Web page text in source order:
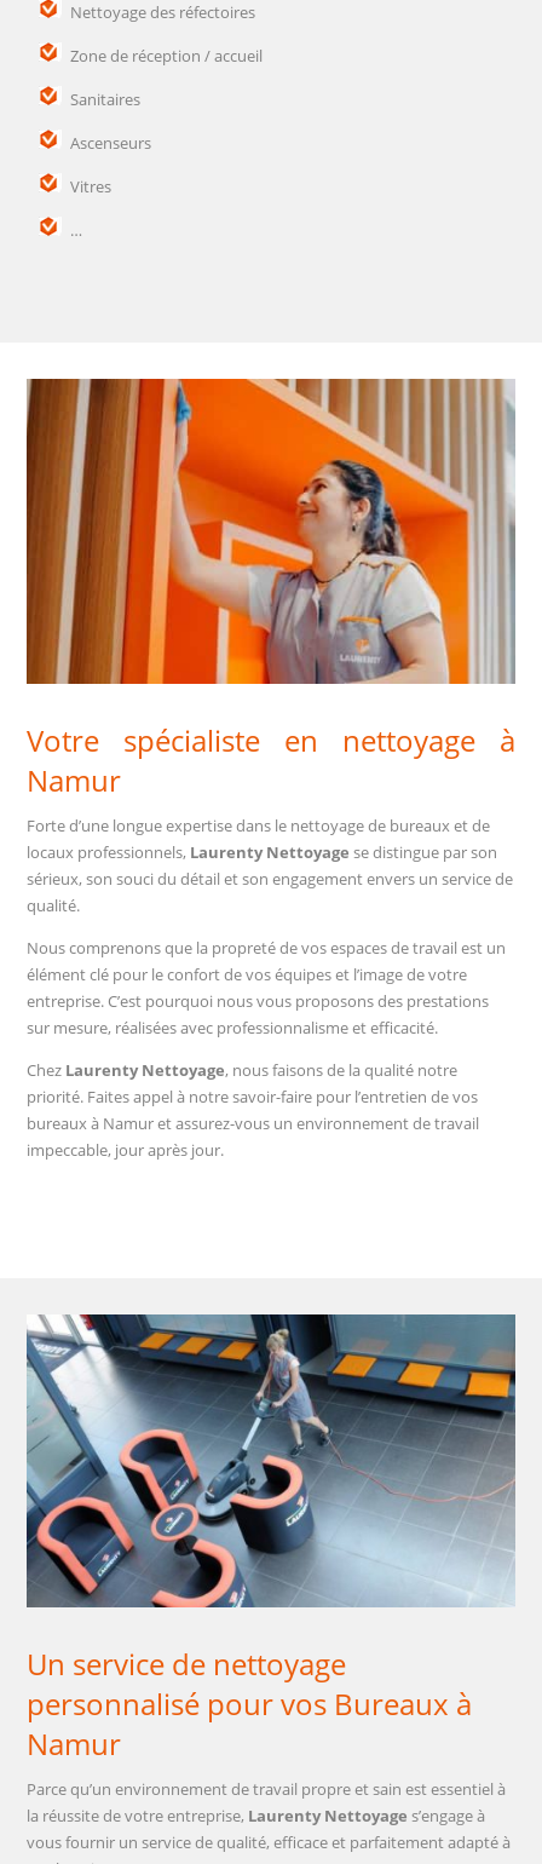
Nettoyage des réfectoires
Zone de réception / accueil
Sanitaires
Ascenseurs
Vitres
…
Votre spécialiste en nettoyage à
Namur
Forte d’une longue expertise dans le nettoyage de bureaux et de
locaux professionnels, Laurenty Nettoyage se distingue par son
sérieux, son souci du détail et son engagement envers un service de
qualité.
Nous comprenons que la propreté de vos espaces de travail est un
élément clé pour le confort de vos équipes et l’image de votre
entreprise. C’est pourquoi nous vous proposons des prestations
sur mesure, réalisées avec professionnalisme et efficacité.
Chez Laurenty Nettoyage, nous faisons de la qualité notre
priorité. Faites appel à notre savoir-faire pour l’entretien de vos
bureaux à Namur et assurez-vous un environnement de travail
impeccable, jour après jour.
Un service de nettoyage
personnalisé pour vos Bureaux à
Namur
Parce qu’un environnement de travail propre et sain est essentiel à
la réussite de votre entreprise, Laurenty Nettoyage s’engage à
vous fournir un service de qualité, efficace et parfaitement adapté à